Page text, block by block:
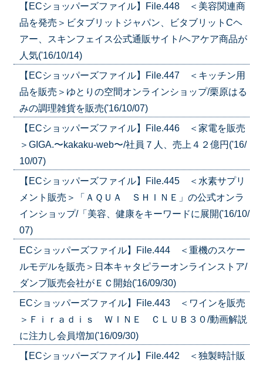
【ECショッパーズファイル】File.448 ＜美容関連商
品を発売＞ビタブリットジャパン、ビタブリットCヘ
アー、スキンフェイス公式通販サイト/ヘアケア商品が
人気('16/10/14)
【ECショッパーズファイル】File.447 ＜キッチン用
品を販売＞ゆとりの空間オンラインショップ/栗原はる
みの調理雑貨を販売('16/10/07)
【ECショッパーズファイル】File.446 ＜家電を販売
＞GIGA.〜kakaku-web〜/社員７人、売上４２億円('16/
10/07)
【ECショッパーズファイル】File.445 ＜水素サプリ
メント販売＞「ＡＱＵＡ ＳＨＩＮＥ」の公式オンラ
インショップ/「美容、健康をキーワードに展開('16/10/
07)
ECショッパーズファイル】File.444 ＜重機のスケー
ルモデルを販売＞日本キャタピラーオンラインストア/
ダンプ販売会社がＥＣ開始('16/09/30)
ECショッパーズファイル】File.443 ＜ワインを販売
＞Ｆｉｒａｄｉｓ ＷＩＮＥ ＣＬＵＢ３０/動画解説
に注力し会員増加('16/09/30)
【ECショッパーズファイル】File.442 ＜独製時計販